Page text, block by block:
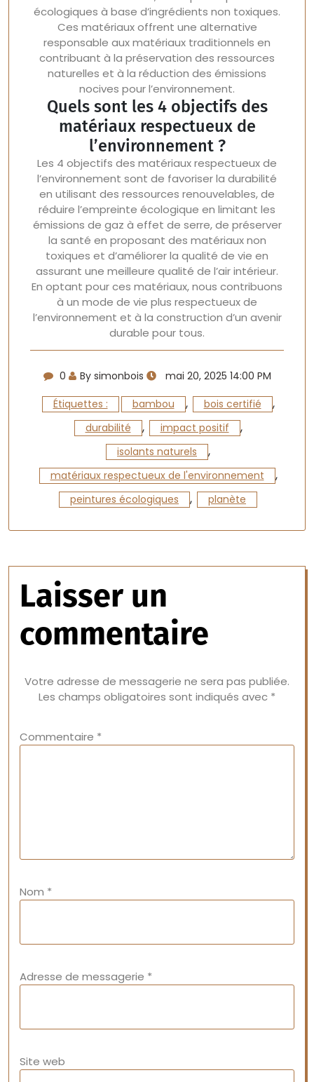
écologiques à base d’ingrédients non toxiques.
Ces matériaux offrent une alternative
responsable aux matériaux traditionnels en
contribuant à la préservation des ressources
naturelles et à la réduction des émissions
nocives pour l’environnement.
Quels sont les 4 objectifs des
matériaux respectueux de
l’environnement ?
Les 4 objectifs des matériaux respectueux de
l’environnement sont de favoriser la durabilité
en utilisant des ressources renouvelables, de
réduire l’empreinte écologique en limitant les
émissions de gaz à effet de serre, de préserver
la santé en proposant des matériaux non
toxiques et d’améliorer la qualité de vie en
assurant une meilleure qualité de l’air intérieur.
En optant pour ces matériaux, nous contribuons
à un mode de vie plus respectueux de
l’environnement et à la construction d’un avenir
durable pour tous.
0 By simonbois
mai 20, 2025 14:00 PM
Étiquettes :
bambou , bois certifié ,
durabilité , impact positif ,
isolants naturels ,
matériaux respectueux de l'environnement ,
peintures écologiques , planète
Laisser un
commentaire
Votre adresse de messagerie ne sera pas publiée.
Les champs obligatoires sont indiqués avec *
Commentaire *
Nom *
Adresse de messagerie *
Site web